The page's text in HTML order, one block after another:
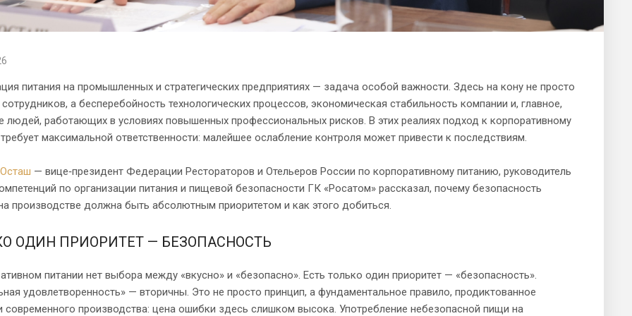
питания на промышленных и стратегических предприятиях — задача особой важности. Здесь на кону не просто
а бесперебойность технологических процессов, экономическая стабильность компании и, главное,
людей, работающих в условиях повышенных профессиональных рисков. В этих реалиях подход к корпоративному
максимальной ответственности: малейшее ослабление контроля может привести к последствиям.
— вице‑президент Федерации Рестораторов и Отельеров России по корпоративному питанию, руководитель
по организации питания и пищевой безопасности ГК «Росатом» рассказал, почему безопасность
производстве должна быть абсолютным приоритетом и как этого добиться.
ОДИН ПРИОРИТЕТ — БЕЗОПАСНОСТЬ
питании нет выбора между «вкусно» и «безопасно». Есть только один приоритет — «безопасность».
удовлетворенность» — вторичны. Это не просто принцип, а фундаментальное правило, продиктованное
современного производства: цена ошибки здесь слишком высока. Употребление небезопасной пищи на